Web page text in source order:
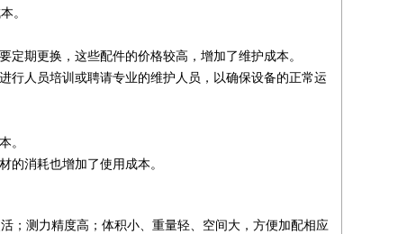
。
定期更换，这些配件的价格较高，增加了维护成本。
行人员培训或聘请专业的维护人员，以确保设备的正常运
。
的消耗也增加了使用成本。
；测力精度高；体积小、重量轻、空间大，方便加配相应